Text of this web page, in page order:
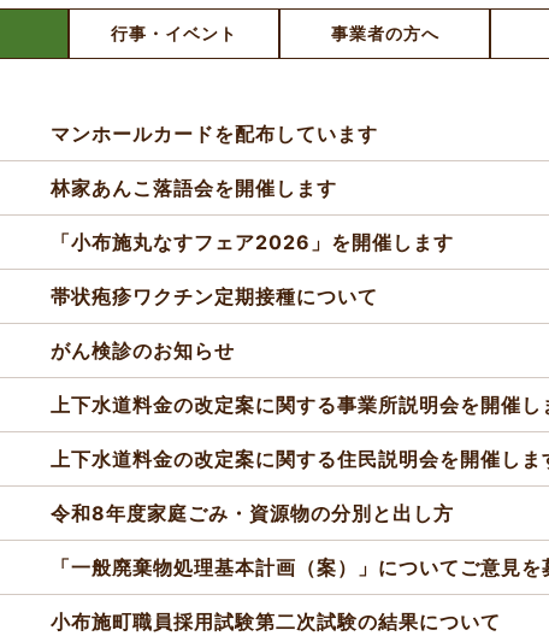
行事・イベント 事業者の方へ
マンホールカードを配布しています
林家あんこ落語会を開催します
「小布施丸なすフェア2026」を開催します
帯状疱疹ワクチン定期接種について
がん検診のお知らせ
上下水道料金の改定案に関する事業所説明会を開催し
上下水道料金の改定案に関する住民説明会を開催しま
令和8年度家庭ごみ・資源物の分別と出し方
「一般廃棄物処理基本計画（案）」についてご意見
小布施町職員採用試験第二次試験の結果について